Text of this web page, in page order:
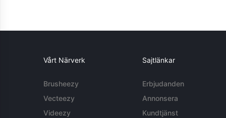
Vårt Närverk
Brusheezy
Vecteezy
Videezy
Sajtlänkar
Erbjudanden
Annonsera
Kundtjänst